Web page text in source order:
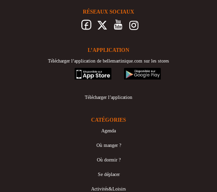
RÉSEAUX SOCIAUX
L’APPLICATION
Télécharger l’application de bellemartinique.com sur les stores
appstore
googleplay
Télécharger l’application
CATÉGORIES
Agenda
Où manger ?
Où dormir ?
Se déplacer
Activités&Loisirs